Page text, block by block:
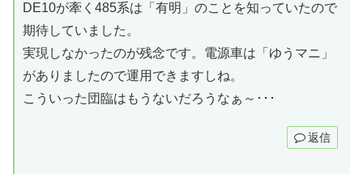
DE10が牽く485系は「有明」のことを知っていたので
期待していました。
実現しなかったのが残念です。電源車は「ゆうマニ」
がありましたので運用できますしね。
こういった団臨はもうないだろうなぁ～･･･
返信